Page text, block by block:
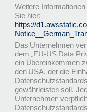
Weitere
Sie hier:
https://
Das Unternehmen
dem „EU-US Data
ein Übereinkommen
den USA, der die
gewährleisten soll.
Unternehmen